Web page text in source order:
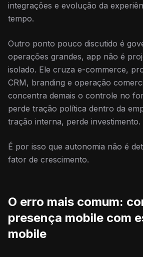
integrações e evolução da
tempo.
Outro ponto pouco discutido é
operações grandes, app não é
isolado. Ele cruza e-commerce,
CRM, branding e operação
concentra demais o controle no
perde tração política dentro da
tração interna, perde investimento.
É por isso que autonomia não é
fator de crescimento.
O erro mais comum:
presença mobile com
mobile